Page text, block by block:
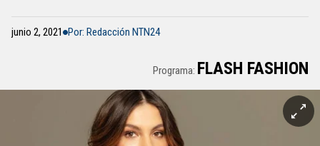
junio 2, 2021 Por: Redacción NTN24
Programa: FLASH FASHION